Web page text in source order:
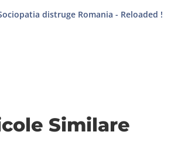
distruge Romania - Reloaded !
Similare